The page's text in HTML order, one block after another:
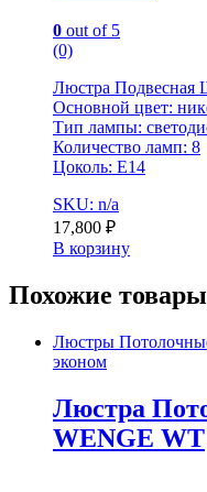
0 out of 5
(0)
Люстра
Основной цвет:
Тип лампы:
Количество ламп: 8
Цоколь: E14
SKU: n/a
17,800 ₽
В корзину
Похожие товары
Люстры
эконом
Люстра
WENGE WT